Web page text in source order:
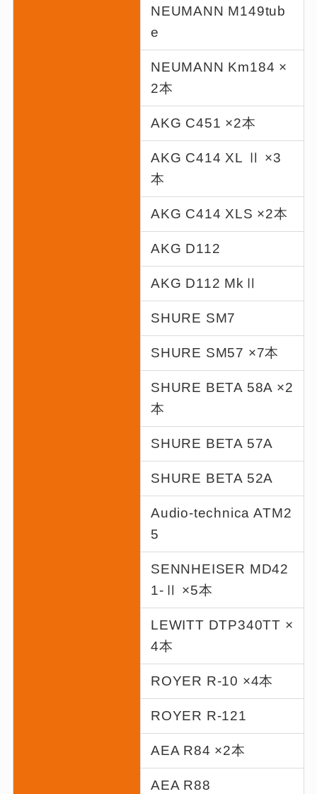
NEUMANN M149tub
e
NEUMANN Km184 ×
2本
AKG C451 ×2本
AKG C414 XL Ⅱ ×3
本
AKG C414 XLS ×2本
AKG D112
AKG D112 MkⅡ
SHURE SM7
SHURE SM57 ×7本
SHURE BETA 58A ×2
本
SHURE BETA 57A
SHURE BETA 52A
Audio-technica ATM2
5
SENNHEISER MD42
1-Ⅱ ×5本
LEWITT DTP340TT ×
4本
ROYER R-10 ×4本
ROYER R-121
AEA R84 ×2本
AEA R88